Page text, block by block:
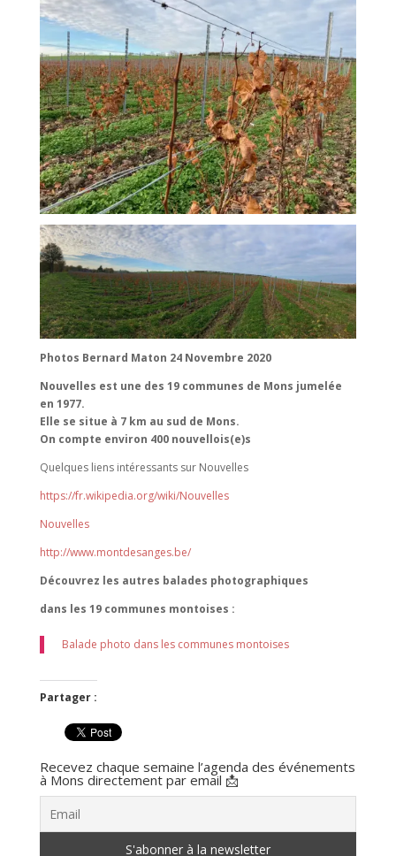
Photos Bernard Maton 24 Novembre 2020
Nouvelles est une des 19 communes de Mons jumelée
en 1977.
Elle se situe à 7 km au sud de Mons.
On compte environ 400 nouvellois(e)s
Quelques liens intéressants sur Nouvelles
https://fr.wikipedia.org/wiki/Nouvelles
Nouvelles
http://www.montdesanges.be/
Découvrez les autres balades photographiques
dans les 19 communes montoises :
Balade photo dans les communes montoises
Partager :
Recevez chaque semaine l’agenda des événements
à Mons directement par email 📩